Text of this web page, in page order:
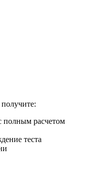
полным расчетом
теста